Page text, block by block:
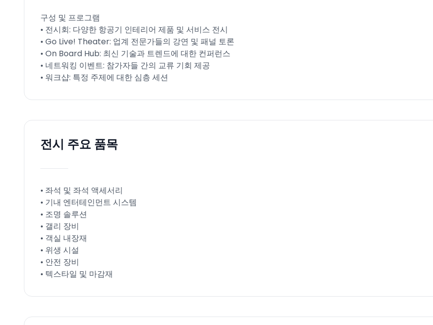
구성 및 프로그램
• 전시회: 다양한 항공기 인테리어 제품 및 서비스 전시
• Go Live! Theater: 업계 전문가들의 강연 및 패널 토론
• On Board Hub: 최신 기술과 트렌드에 대한 컨퍼런스
• 네트워킹 이벤트: 참가자들 간의 교류 기회 제공
• 워크샵: 특정 주제에 대한 심층 세션
전시 주요 품목
• 좌석 및 좌석 액세서리
• 기내 엔터테인먼트 시스템
• 조명 솔루션
• 갤리 장비
• 객실 내장재
• 위생 시설
• 안전 장비
• 텍스타일 및 마감재